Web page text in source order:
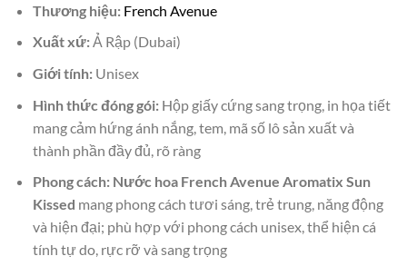
Thương hiệu: French Avenue
Xuất xứ:Ả Rập (Dubai)
Giới tính:Unisex
Hình thức đóng gói:Hộp giấy cứng sang trọng, in họa tiết
mang cảm hứng ánh nắng, tem, mã số lô sản xuất và
thành phần đầy đủ, rõ ràng
Phong cách: Nước hoa French Avenue Aromatix Sun
Kissed mang phong cách tươi sáng, trẻ trung, năng động
và hiện đại; phù hợp với phong cách unisex, thể hiện cá
tính tự do, rực rỡ và sang trọng